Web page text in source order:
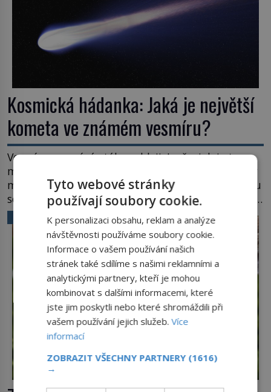
Kosmická hádanka: Jaká je největší
kometa ve známém vesmíru?
Vesmír se rozpíná stále rychleji. Jenže, jak je to
možné? Současná fyzika je v koncích. Odpovědí by
mohla být hypotetická temná energie. Právě na tu
se zaměří pozornost dvojice zkušených astronomů.
Namísto ní ale objeví něco mnohem
hmatatelnějšího. Naprosto rekordní kometu!
Astronomové Pedro Bernardinelli a Gary Bernstein
mravenčí prací zkoumají archivní snímky v rámci
Průzkumu temné energie […]
VĚDA A TECHNIKA
Tyto webové stránky
používají soubory cookie.
K personalizaci obsahu, reklam a analýze
návštěvnosti používáme soubory cookie.
Informace o vašem používání našich
stránek také sdílíme s našimi reklamními a
analytickými partnery, kteří je mohou
kombinovat s dalšími informacemi, které
jste jim poskytli nebo které shromáždili při
vašem používání jejich služeb.Více
informací
ZOBRAZIT VŠECHNY PARTNERY (1616)
→